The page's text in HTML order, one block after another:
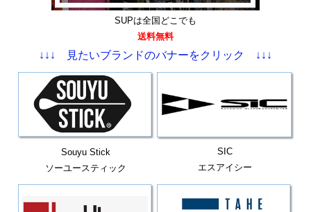
SUPは全国どこでも
送料無料
↓↓↓ 見たいブランドのバナーをクリック ↓↓↓
Souyu Stick
ソーユースティック
SIC
エスアイシー